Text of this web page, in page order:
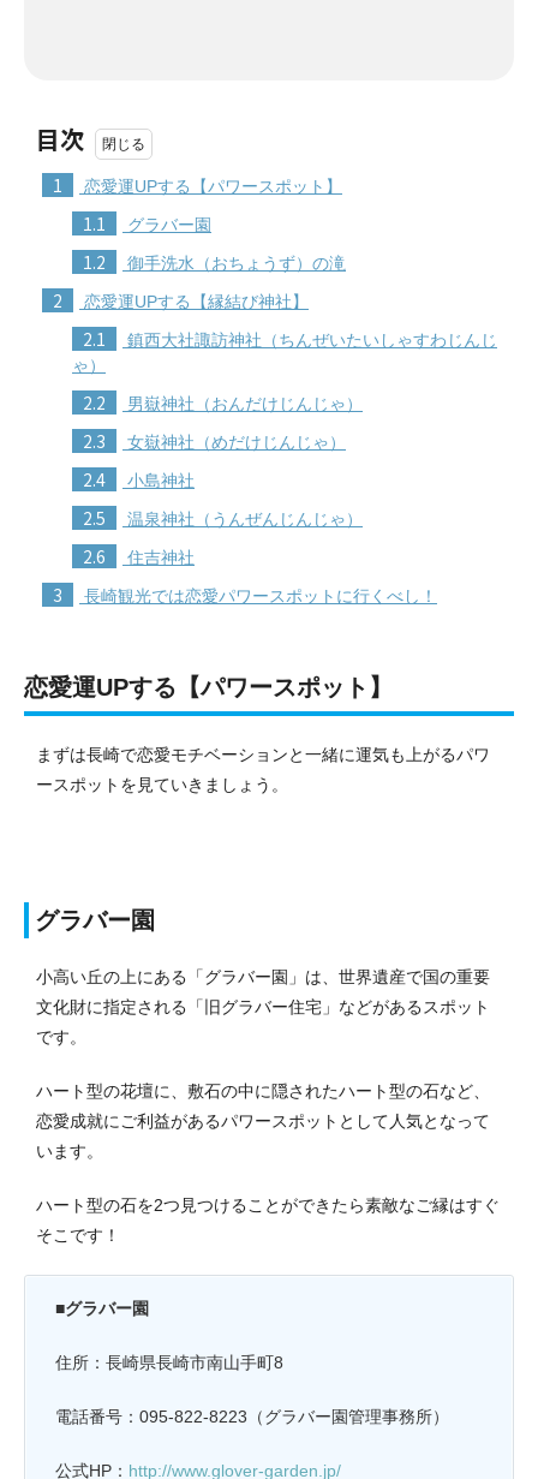
目次
1 恋愛運UPする【パワースポット】
1.1 グラバー園
1.2 御手洗水（おちょうず）の滝
2 恋愛運UPする【縁結び神社】
2.1
鎮西大社諏訪神社（ちんぜいたいしゃすわじんじ
ゃ）
2.2 男嶽神社（おんだけじんじゃ）
2.3 女嶽神社（めだけじんじゃ）
2.4 小島神社
2.5 温泉神社（うんぜんじんじゃ）
2.6 住吉神社
3 長崎観光では恋愛パワースポットに行くべし！
恋愛運UPする【パワースポット】
まずは長崎で恋愛モチベーションと一緒に運気も上がるパワ
ースポットを見ていきましょう。
グラバー園
小高い丘の上にある「グラバー園」は、世界遺産で国の重要
文化財に指定される「旧グラバー住宅」などがあるスポット
です。
ハート型の花壇に、敷石の中に隠されたハート型の石など、
恋愛成就にご利益があるパワースポットとして人気となって
います。
ハート型の石を2つ見つけることができたら素敵なご縁はすぐ
そこです！
■グラバー園
住所：長崎県長崎市南山手町8
電話番号：095-822-8223（グラバー園管理事務所）
公式HP： http://www.glover-garden.jp/